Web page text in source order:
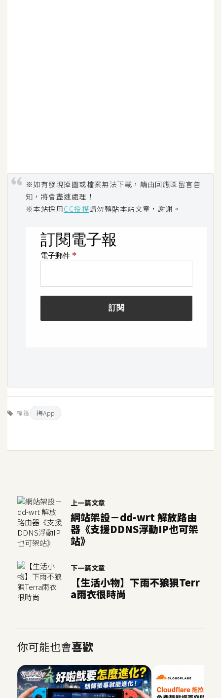
※如有發現掉圖或檔案無法下載，請由回應區留言告
知，將會盡速處理！
※本站採用CC授權請勿轉貼本站文章，謝謝。
標籤 梅App
上一篇文章
網站架設－dd-wrt 解放路由
器《支援DDNS浮動IP也可架
站》
下一篇文章
【生活小物】下雨不狼狽Terr
a雨衣很時尚
你可能也會喜歡